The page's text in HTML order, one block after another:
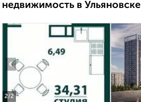
недвижимость в Ульяновске
2/2
‹